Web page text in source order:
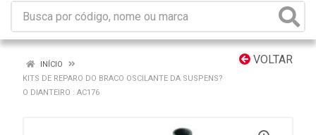
VOLTAR
INÍCIO
KITS DE REPARO DO BRACO OSCILANTE DA SUSPENS?
O DIANTEIRO : AC176